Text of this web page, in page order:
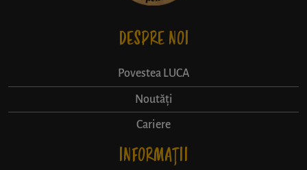
DESPRE NOI
Povestea LUCA
Noutăți
Cariere
INFORMAȚII